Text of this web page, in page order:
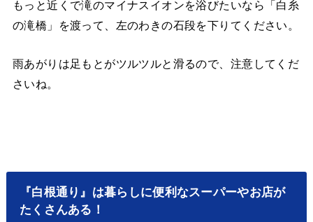
もっと近くで滝のマイナスイオンを浴びたいなら「白糸
の滝橋」を渡って、左のわきの石段を下りてください。
雨あがりは足もとがツルツルと滑るので、注意してくだ
さいね。
『白根通り』は暮らしに便利なスーパーやお店が
たくさんある！